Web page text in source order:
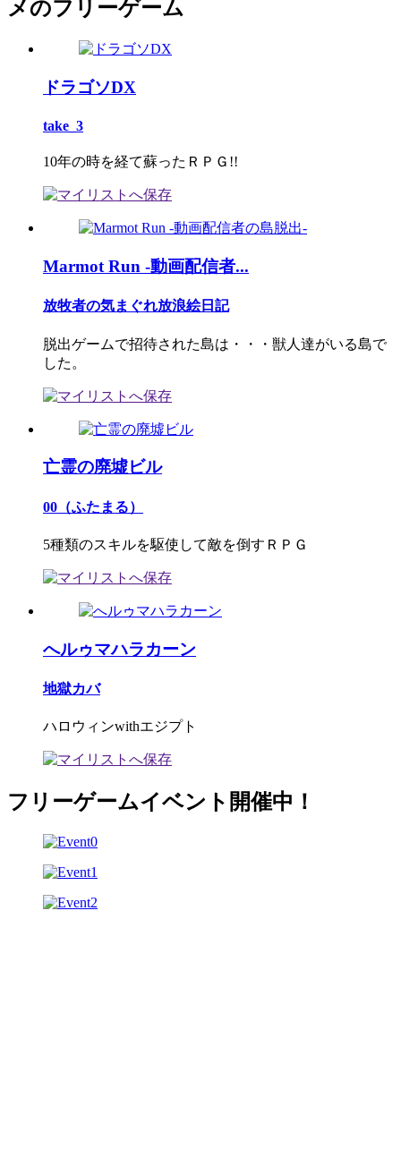
メのフリーゲーム
ドラゴソDX
take_3
10年の時を経て蘇ったＲＰＧ!!
Marmot Run -動画配信者...
放牧者の気まぐれ放浪絵日記
脱出ゲームで招待された島は・・・獣人達がいる島で
した。
亡霊の廃墟ビル
00（ふたまる）
5種類のスキルを駆使して敵を倒すＲＰＧ
へルゥマハラカーン
地獄カバ
ハロウィンwithエジプト
フリーゲームイベント開催中！